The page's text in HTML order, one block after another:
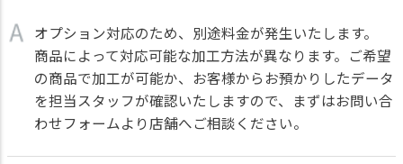
オプション対応のため、別途料金が発生いたします。
商品によって対応可能な加工方法が異なります。ご希望
の商品で加工が可能か、お客様からお預かりしたデータ
を担当スタッフが確認いたしますので、まずはお問い合
わせフォームより店舗へご相談ください。